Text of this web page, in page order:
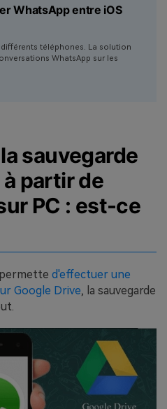
WhatsApp entre iOS
téléphones. La solution
WhatsApp sur les
sauvegarde
partir de
PC : est-ce
d'effectuer une
Google Drive, la sauvegarde